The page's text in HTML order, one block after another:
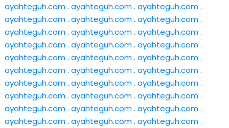
ayahteguh.com. ayahteguh.com. ayahteguh.com.
ayahteguh.com. ayahteguh.com. ayahteguh.com.
ayahteguh.com. ayahteguh.com. ayahteguh.com.
ayahteguh.com. ayahteguh.com. ayahteguh.com.
ayahteguh.com. ayahteguh.com. ayahteguh.com.
ayahteguh.com. ayahteguh.com. ayahteguh.com.
ayahteguh.com. ayahteguh.com. ayahteguh.com.
ayahteguh.com. ayahteguh.com. ayahteguh.com.
ayahteguh.com. ayahteguh.com. ayahteguh.com.
ayahteguh.com. ayahteguh.com. ayahteguh.com.